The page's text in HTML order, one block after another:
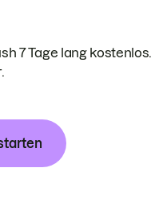
7 Tage lang kostenlos.